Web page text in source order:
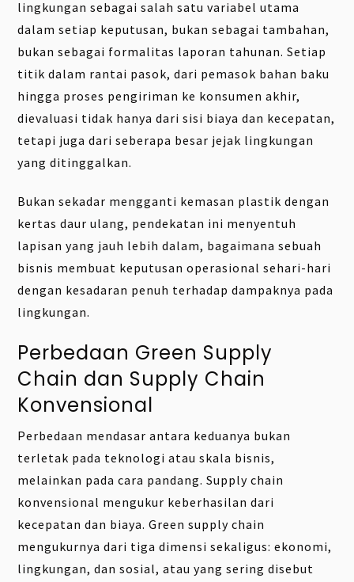
lingkungan sebagai salah satu variabel utama
dalam setiap keputusan, bukan sebagai tambahan,
bukan sebagai formalitas laporan tahunan. Setiap
titik dalam rantai pasok, dari pemasok bahan baku
hingga proses pengiriman ke konsumen akhir,
dievaluasi tidak hanya dari sisi biaya dan kecepatan,
tetapi juga dari seberapa besar jejak lingkungan
yang ditinggalkan.
Bukan sekadar mengganti kemasan plastik dengan
kertas daur ulang, pendekatan ini menyentuh
lapisan yang jauh lebih dalam, bagaimana sebuah
bisnis membuat keputusan operasional sehari-hari
dengan kesadaran penuh terhadap dampaknya pada
lingkungan.
Perbedaan Green Supply
Chain dan Supply Chain
Konvensional
Perbedaan mendasar antara keduanya bukan
terletak pada teknologi atau skala bisnis,
melainkan pada cara pandang. Supply chain
konvensional mengukur keberhasilan dari
kecepatan dan biaya. Green supply chain
mengukurnya dari tiga dimensi sekaligus: ekonomi,
lingkungan, dan sosial, atau yang sering disebut